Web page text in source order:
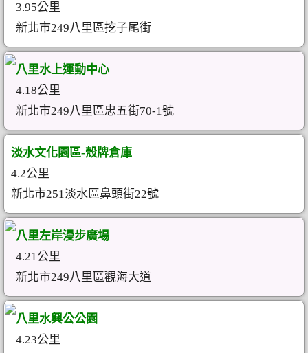
3.95公里
新北市249八里區挖子尾街
八里水上運動中心
4.18公里
新北市249八里區忠五街70-1號
淡水文化園區-殼牌倉庫
4.2公里
新北市251淡水區鼻頭街22號
八里左岸漫步廣場
4.21公里
新北市249八里區觀海大道
八里水興公公園
4.23公里